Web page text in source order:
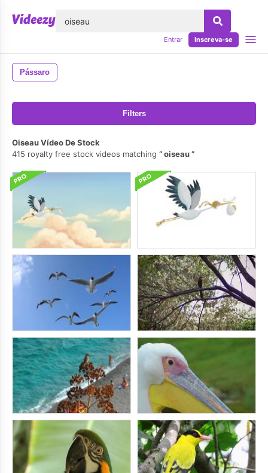
Entrar Inscreva-se
Pássaro
Filters
Oiseau Vídeo De Stock
415 royalty free stock videos matching
oiseau